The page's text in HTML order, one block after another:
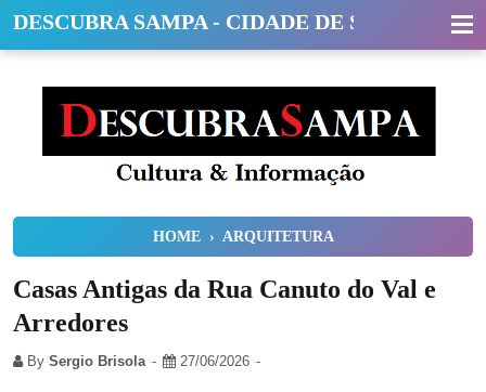
DESCUBRA SAMPA - CIDADE DE SÃO PAULO
HOME › ARQUITETURA
Casas Antigas da Rua Canuto do Val e
Arredores
By Sergio Brisola 27/06/2026